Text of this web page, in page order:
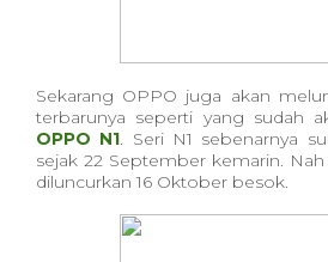
Sekarang OPPO juga akan
terbarunya seperti yang sudah
OPPO N1. Seri N1 sebenarnya
sejak 22 September kemarin.
diluncurkan 16 Oktober besok.